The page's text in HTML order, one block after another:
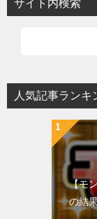
サイト内検索
人気記事ランキ
【モ
の結